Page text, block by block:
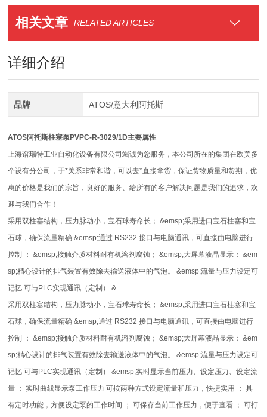
相关文章 RELATED ARTICLES
详细介绍
品牌 ATOS/意大利阿托斯
ATOS阿托斯柱塞泵PVPC-R-3029/1D主要属性
上海谱瑞特工业自动化设备有限公司竭诚为您服务，本公司所在的集团在欧美多
个设有分公司，于*关系非常和谐，可以去*直接拿货，保证货物质量和货期，优
惠的价格是我们的宗旨，良好的服务、给所有的客户解决问题是我们的追求，欢
迎与我们合作！
采用双柱塞结构，压力脉动小，宝石球寿命长； &emsp;采用进口宝石柱塞和宝
石球，确保流量精确 &emsp;通过 RS232 接口与电脑通讯，可直接由电脑进行
控制 ； &emsp;接触介质材料耐有机溶剂腐蚀； &emsp;大屏幕液晶显示； &em
sp;精心设计的排气装置有效除去输送液体中的气泡。 &emsp;流量与压力设定可
记忆 可与PLC实现通讯（定制） &
采用双柱塞结构，压力脉动小，宝石球寿命长； &emsp;采用进口宝石柱塞和宝
石球，确保流量精确 &emsp;通过 RS232 接口与电脑通讯，可直接由电脑进行
控制 ； &emsp;接触介质材料耐有机溶剂腐蚀； &emsp;大屏幕液晶显示； &em
sp;精心设计的排气装置有效除去输送液体中的气泡。 &emsp;流量与压力设定可
记忆 可与PLC实现通讯（定制） &emsp;实时显示当前压力、设定压力、设定流
量 ； 实时曲线显示泵工作压力 可按两种方式设定流量和压力，快捷实用 ； 具
有定时功能，方便设定泵的工作时间 ； 可保存当前工作压力，便于查看 ； 可打